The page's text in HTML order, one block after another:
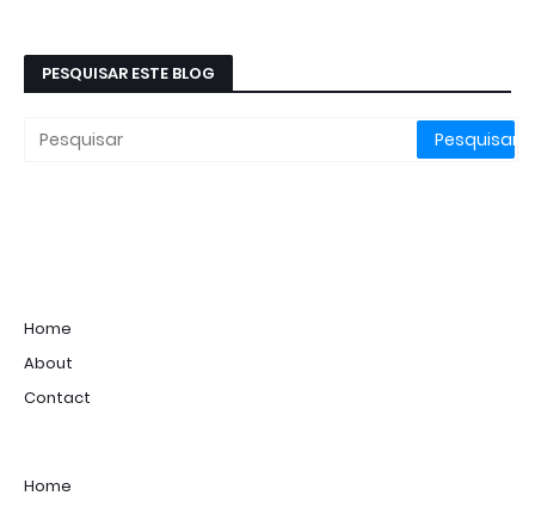
PESQUISAR ESTE BLOG
Home
About
Contact
Home